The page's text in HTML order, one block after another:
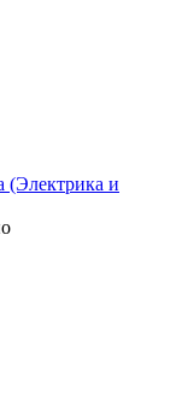
(Электрика и